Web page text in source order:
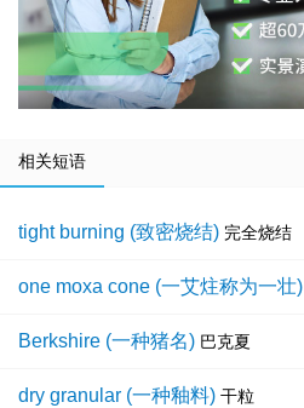
相关短语
tight burning (致密烧结) 完全烧结
one moxa cone (一艾炷称为一壮)
Berkshire (一种猪名) 巴克夏
dry granular (一种釉料) 干粒